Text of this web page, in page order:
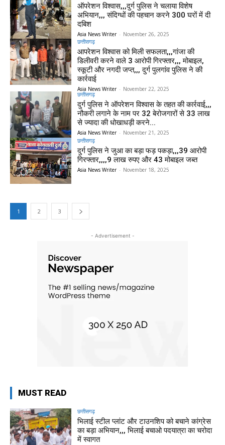
ऑपरेशन विश्वास,,,दुर्ग पुलिस ने चलाया विशेष
अभियान,,, संदिग्धों की पहचान करने 300 घरों में दी
दबिश
Asia News Writer - November 26, 2025
छत्तीसगढ़
आपरेशन विश्वास को मिली सफलता,,,गांजा की
डिलीवरी करने वाले 3 आरोपी गिरफ्तार,,, मोबाइल,
स्कूटी और नगदी जप्त,,, दुर्ग पुलगांव पुलिस ने की
कार्रवाई
Asia News Writer - November 22, 2025
छत्तीसगढ़
दुर्ग पुलिस ने ऑपरेशन विश्वास के तहत की कार्रवाई,,,
नौकरी लगाने के नाम पर 32 बेरोजगारों से 33 लाख
से ज्यादा की धोखाधड़ी करने...
Asia News Writer - November 21, 2025
छत्तीसगढ़
दुर्ग पुलिस ने जुआ का बड़ा फड़ पकड़ा,,,39 आरोपी
गिरफ्तार,,,,9 लाख रुपए और 43 मोबाइल जब्त
Asia News Writer - November 18, 2025
1 2 3
- Advertisement -
MUST READ
छत्तीसगढ़
भिलाई स्टील प्लांट और टाउनशिप को बचाने कांग्रेस
का बड़ा अभियान,,, भिलाई बचाओ पदयात्रा का चरोदा
में स्वागत